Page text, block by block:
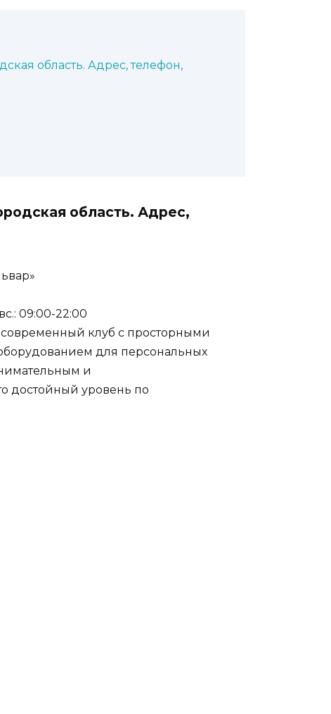
область. Адрес, телефон,
область. Адрес,
09:00-22:00
современный клуб с просторными
для персональных
и
достойный уровень по